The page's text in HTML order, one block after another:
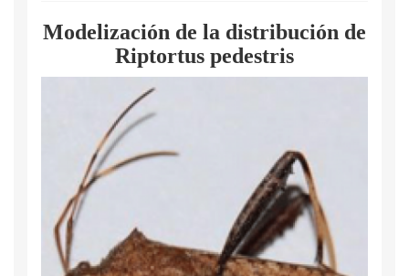
Modelización de la distribución de
Riptortus pedestris